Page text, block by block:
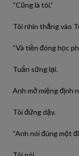
“Cũng là tôi.”
Tôi nhìn thẳng vào
“Và tiền đóng học
Tuấn sững lại.
Anh mở miệng định
Tôi đứng dậy.
“Anh nói đúng một